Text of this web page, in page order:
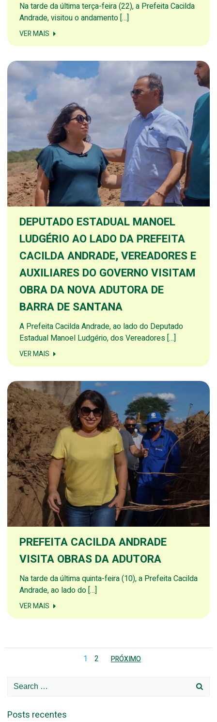
Na tarde da última terça-feira (22), a Prefeita Cacilda
Andrade, visitou o andamento […]
VER MAIS
DEPUTADO ESTADUAL MANOEL
LUDGÉRIO AO LADO DA PREFEITA
CACILDA ANDRADE, VEREADORES E
AUXILIARES DO GOVERNO VISITAM
OBRA DA NOVA ADUTORA DE
BARRA DE SANTANA
A Prefeita Cacilda Andrade, ao lado do Deputado
Estadual Manoel Ludgério, dos Vereadores […]
VER MAIS
PREFEITA CACILDA ANDRADE
VISITA OBRAS DA ADUTORA
Na tarde da última quinta-feira (10), a Prefeita Cacilda
Andrade, ao lado do […]
VER MAIS
Posts
Page
1 Page
2 Posts
navigation
PRÓXIMO
Search
Posts recentes